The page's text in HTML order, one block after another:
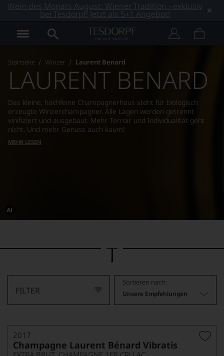
Wein des Monats August: Wiener Tradition - exklusiv
bei Tesdorpf! Jetzt als 5+1 Angebot!
Startseite Winzer Laurent Benard
Dieses
von
LAURENT BENARD
Das kleine, hochfeine Champagnerhaus steht für biologisch
erzeugte Winzerchampagner. Alle Lagen werden getrennt
vinifiziert und ausgebaut. Mehr Terroir und Individualität geht
nicht. Und mehr Genuss auch kaum!
MEHR LESEN
FILTER
Sortieren nach:
Unsere Empfehlungen
2017
Champagne Laurent Bénard Vibratis